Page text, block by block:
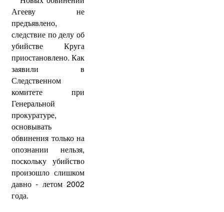
Агееву не
предъявлено,
следствие по делу об
убийстве Круга
приостановлено. Как
заявили в
Следственном
комитете при
Генеральной
прокуратуре,
основывать
обвинения только на
опознании нельзя,
поскольку убийство
произошло слишком
давно - летом 2002
года.